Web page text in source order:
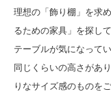
理想の「飾り棚」を求
るための家具」を探し
テーブルが気になって
同じくらいの高さがあ
りなサイズ感のものを